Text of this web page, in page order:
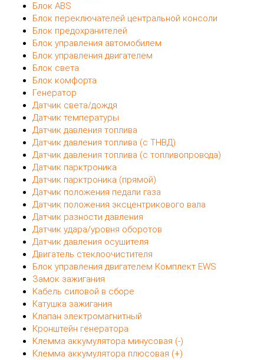
Блок ABS
Блок переключателей центральной консоли
Блок предохранителей
Блок управления автомобилем
Блок управления двигателем
Блок света
Блок комфорта
Генератор
Датчик света/дождя
Датчик температуры
Датчик давления топлива
Датчик давления топлива (с ТНВД)
Датчик давления топлива (с топливопровода)
Датчик парктроника
Датчик парктроника (прямой)
Датчик положения педали газа
Датчик положения эксцентрикового вала
Датчик разности давления
Датчик удара/уровня оборотов
Датчик давления осушителя
Двигатель стеклоочистителя
Блок управления двигателем Комплект EWS
Замок зажигания
Кабель силовой в сборе
Катушка зажигания
Клапан электромагнитный
Кронштейн генератора
Клемма аккумулятора минусовая (-)
Клемма аккумулятора плюсовая (+)